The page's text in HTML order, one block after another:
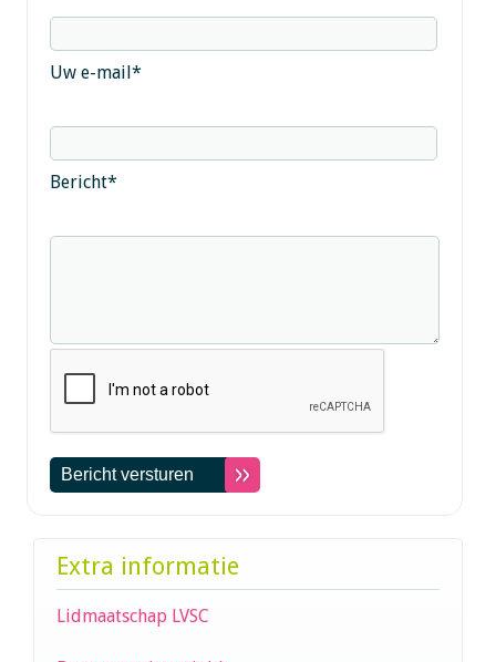
Uw e-mail*
Bericht*
Extra informatie
Lidmaatschap LVSC